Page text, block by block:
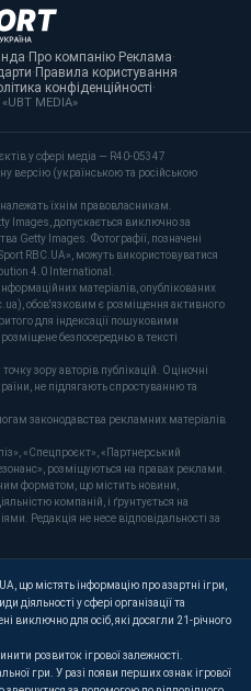
·Про компанію·Реклама·
·Правила користування·
конфіденційності·
MEDIA»
у сфері медіа — R40-05347
версію (українською та російською
їхнім правовласникам.
Images, допускається виключно за
Getty Images. Фотографії, позначені
RBC.UA», можуть використовуватися
4.0 International.
матеріалів, опублікованих
обов'язковим є розміщення активного
для індексації пошуковими
безпосередньо в тексті
зору авторів публікацій. Оціночні
не підлягають спростуванню та
законодавства рекламних матеріалів
«Спецпроєкт», «Партнерський
розміщуються на правах реклами.
форматом, що містить новини,
компаній, і ґрунтується на
Редакція не несе відповідальності за
що містять інформацію про азартні ігри,
діяльності у сфері організації та
виключно для осіб, які досягли 21-річного
розвиток ігрової залежності.
гри. У разі появи перших ознак ігрової